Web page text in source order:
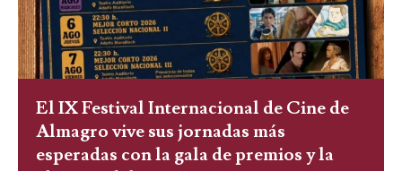
El IX Festival Internacional de Cine de
Almagro vive sus jornadas más
esperadas con la gala de premios y la